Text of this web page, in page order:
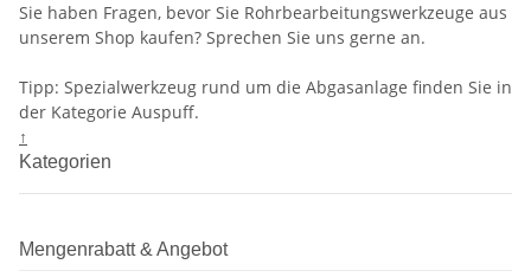
Sie haben Fragen, bevor Sie Rohrbearbeitungswerkzeuge aus
unserem Shop kaufen? Sprechen Sie uns gerne an.
Tipp: Spezialwerkzeug rund um die Abgasanlage finden Sie in
der Kategorie Auspuff.
↑
Kategorien
Mengenrabatt & Angebot